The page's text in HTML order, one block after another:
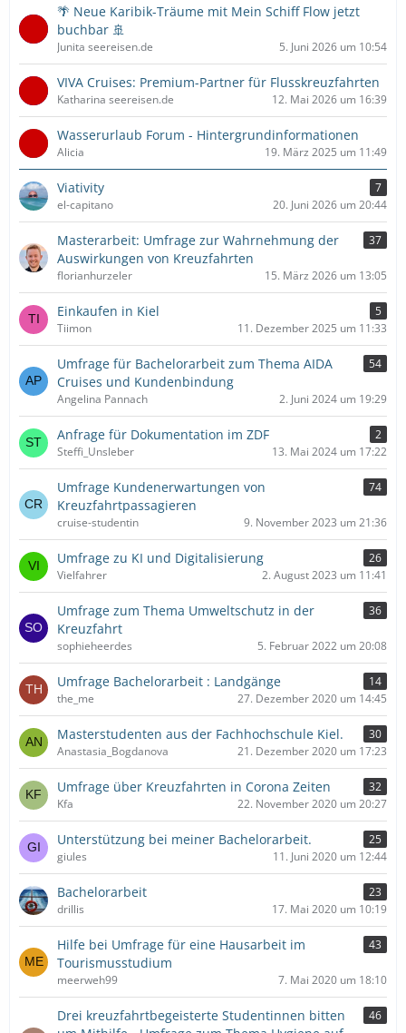
🌴 Neue Karibik-Träume mit Mein Schiff Flow jetzt
buchbar 🚢
Junita seereisen.de 5. Juni 2026 um 10:54
VIVA Cruises: Premium-Partner für Flusskreuzfahrten
Katharina seereisen.de 12. Mai 2026 um 16:39
Wasserurlaub Forum - Hintergrundinformationen
Alicia 19. März 2025 um 11:49
Viativity
7
el-capitano
20. Juni 2026 um 20:44
Masterarbeit: Umfrage zur Wahrnehmung der
Auswirkungen von Kreuzfahrten
37
florianhurzeler 15. März 2026 um 13:05
Einkaufen in Kiel
5
Tiimon
11. Dezember 2025 um 11:33
Umfrage für Bachelorarbeit zum Thema AIDA
Cruises und Kundenbindung
54
Angelina Pannach 2. Juni 2024 um 19:29
Anfrage für Dokumentation im ZDF
2
Steffi_Unsleber
13. Mai 2024 um 17:22
Umfrage Kundenerwartungen von
Kreuzfahrtpassagieren
74
cruise-studentin 9. November 2023 um 21:36
Umfrage zu KI und Digitalisierung
26
Vielfahrer
2. August 2023 um 11:41
Umfrage zum Thema Umweltschutz in der
Kreuzfahrt
36
sophieheerdes 5. Februar 2022 um 20:08
Umfrage Bachelorarbeit : Landgänge
14
the_me
27. Dezember 2020 um 14:45
Masterstudenten aus der Fachhochschule Kiel.
30
Anastasia_Bogdanova
21. Dezember 2020 um 17:23
Umfrage über Kreuzfahrten in Corona Zeiten
32
Kfa
22. November 2020 um 20:27
Unterstützung bei meiner Bachelorarbeit.
25
giules
11. Juni 2020 um 12:44
Bachelorarbeit
23
drillis
17. Mai 2020 um 10:19
Hilfe bei Umfrage für eine Hausarbeit im
Tourismusstudium
43
meerweh99 7. Mai 2020 um 18:10
Drei kreuzfahrtbegeisterte Studentinnen bitten
46